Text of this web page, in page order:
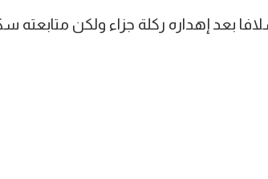
بعد إهداره ركلة جزاء ولكن متابعته